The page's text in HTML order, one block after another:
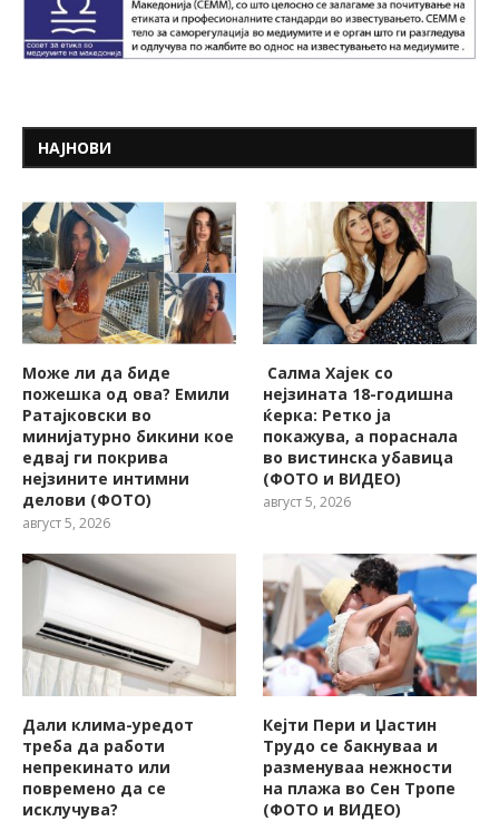
НАЈНОВИ
Може ли да биде
пожешкa од ова? Емили
Ратајковски во
минијатурно бикини кое
едвај ги покрива
нејзините интимни
делови (ФОТО)
август 5, 2026
Салма Хајек со
нејзината 18-годишна
ќерка: Ретко ја
покажува, a пораснала
во вистинска убавица
(ФОТО и ВИДЕО)
август 5, 2026
Дали клима-уредот
треба да работи
непрекинато или
повремено да се
исклучува?
Кејти Пери и Џастин
Трудо се бакнуваа и
разменуваа нежности
на плажа во Сен Тропе
(ФОТО и ВИДЕО)